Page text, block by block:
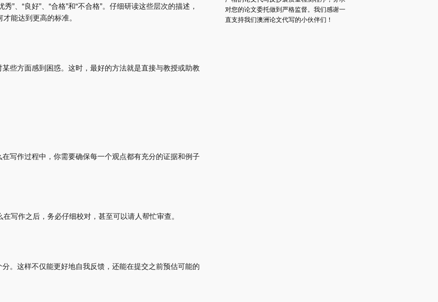
”、“良好”、“合格”和“不合格”。仔细研读这些层次的描述，
能达到更高的标准。
些方面感到困惑。这时，最好的方法就是直接与教授或助教
写作过程中，你需要确保每一个观点都有充分的证据和例子
写作之后，务必仔细校对，甚至可以请人帮忙审查。
。这样不仅能更好地自我反馈，还能在提交之前预估可能的
对您的论文委托做到严格监督。我们感谢一
直支持我们澳洲论文代写的小伙伴们！